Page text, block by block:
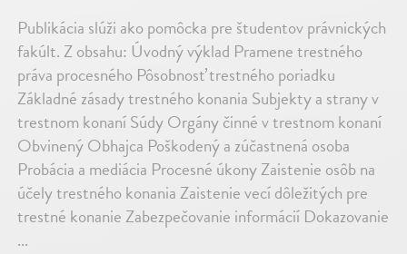
Publikácia slúži ako pomôcka pre študentov právnických
fakúlt. Z obsahu: Úvodný výklad Pramene trestného
práva procesného Pôsobnosť trestného poriadku
Základné zásady trestného konania Subjekty a strany v
trestnom konaní Súdy Orgány činné v trestnom konaní
Obvinený Obhajca Poškodený a zúčastnená osoba
Probácia a mediácia Procesné úkony Zaistenie osôb na
účely trestného konania Zaistenie vecí dôležitých pre
trestné konanie Zabezpečovanie informácií Dokazovanie
...